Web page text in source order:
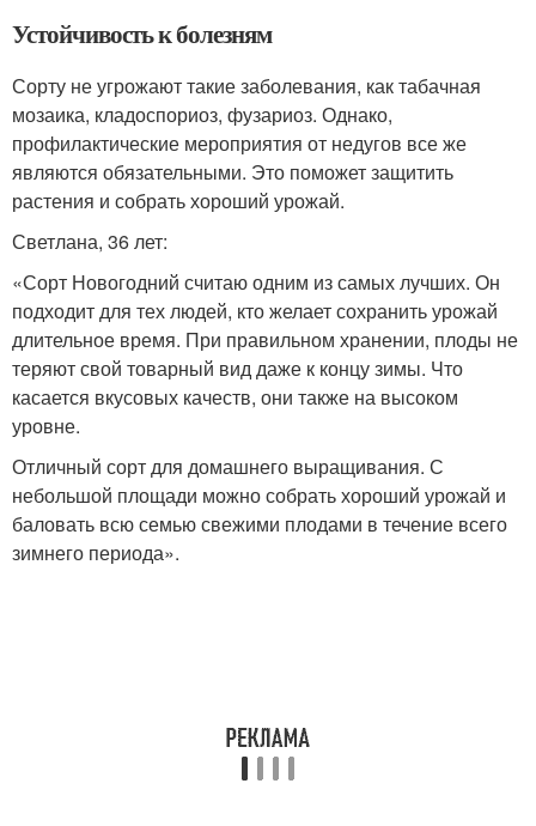
Устойчивость к болезням
Сорту не угрожают такие заболевания, как табачная
мозаика, кладоспориоз, фузариоз. Однако,
профилактические мероприятия от недугов все же
являются обязательными. Это поможет защитить
растения и собрать хороший урожай.
Светлана, 36 лет:
«Сорт Новогодний считаю одним из самых лучших. Он
подходит для тех людей, кто желает сохранить урожай
длительное время. При правильном хранении, плоды не
теряют свой товарный вид даже к концу зимы. Что
касается вкусовых качеств, они также на высоком
уровне.
Отличный сорт для домашнего выращивания. С
небольшой площади можно собрать хороший урожай и
баловать всю семью свежими плодами в течение всего
зимнего периода».